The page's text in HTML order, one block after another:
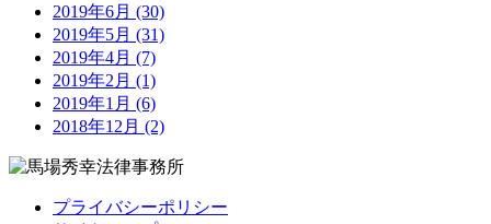
2019年6月 (30)
2019年5月 (31)
2019年4月 (7)
2019年2月 (1)
2019年1月 (6)
2018年12月 (2)
プライバシーポリシー